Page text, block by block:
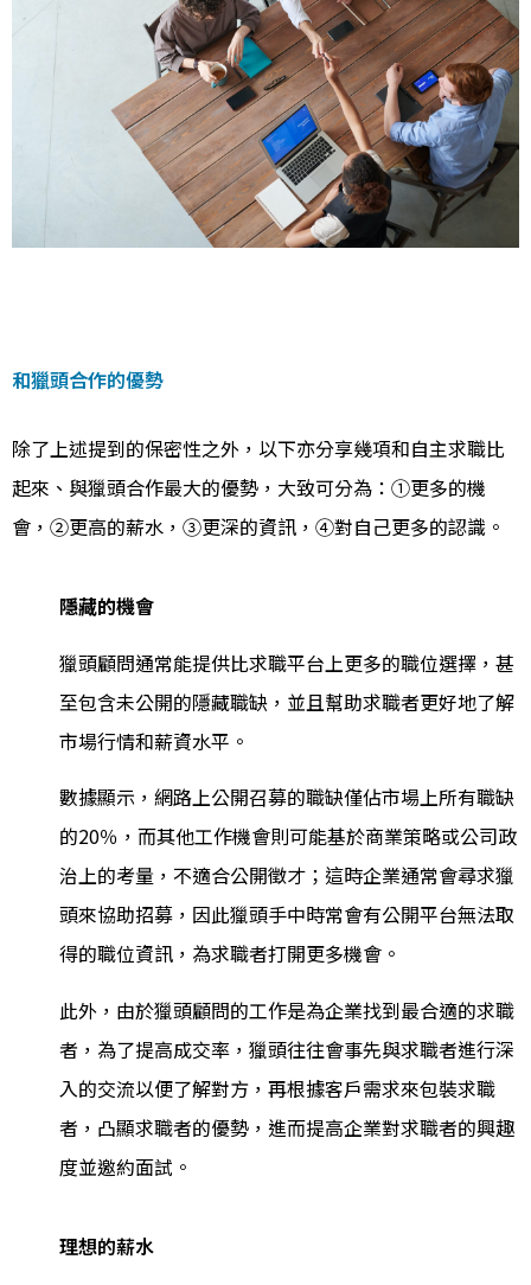
和獵頭合作的優勢
除了上述提到的保密性之外，以下亦分享幾項和自主求職比
起來、與獵頭合作最大的優勢，大致可分為：①更多的機
會，②更高的薪水，③更深的資訊，④對自己更多的認識。
隱藏的機會
獵頭顧問通常能提供比求職平台上更多的職位選擇，甚
至包含未公開的隱藏職缺，並且幫助求職者更好地了解
市場行情和薪資水平。
數據顯示，網路上公開召募的職缺僅佔市場上所有職缺
的20％，而其他工作機會則可能基於商業策略或公司政
治上的考量，不適合公開徵才；這時企業通常會尋求獵
頭來協助招募，因此獵頭手中時常會有公開平台無法取
得的職位資訊，為求職者打開更多機會。
此外，由於獵頭顧問的工作是為企業找到最合適的求職
者，為了提高成交率，獵頭往往會事先與求職者進行深
入的交流以便了解對方，再根據客戶需求來包裝求職
者，凸顯求職者的優勢，進而提高企業對求職者的興趣
度並邀約面試。
理想的薪水